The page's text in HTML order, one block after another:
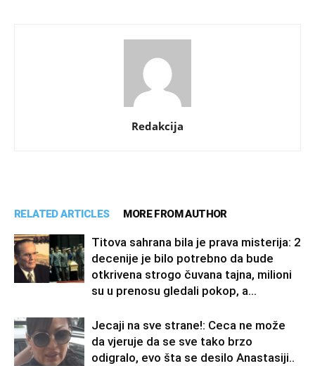
Redakcija
RELATED ARTICLES MORE FROM AUTHOR
Titova sahrana bila je prava misterija: 2
decenije je bilo potrebno da bude
otkrivena strogo čuvana tajna, milioni
su u prenosu gledali pokop, a...
Jecaji na sve strane!: Ceca ne može
da vjeruje da se sve tako brzo
odigralo, evo šta se desilo Anastasiji..